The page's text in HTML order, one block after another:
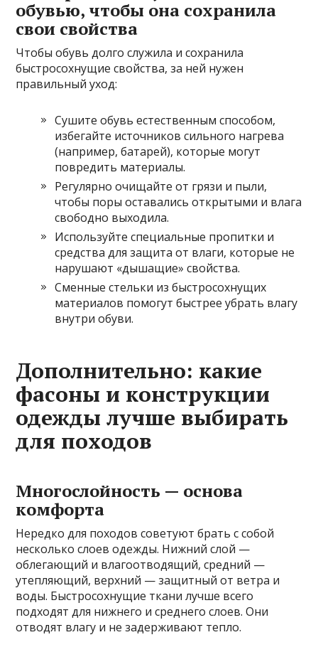
обувью, чтобы она сохранила
свои свойства
Чтобы обувь долго служила и сохранила
быстросохнущие свойства, за ней нужен
правильный уход:
Сушите обувь естественным способом,
избегайте источников сильного нагрева
(например, батарей), которые могут
повредить материалы.
Регулярно очищайте от грязи и пыли,
чтобы поры оставались открытыми и влага
свободно выходила.
Используйте специальные пропитки и
средства для защита от влаги, которые не
нарушают «дышащие» свойства.
Сменные стельки из быстросохнущих
материалов помогут быстрее убрать влагу
внутри обуви.
Дополнительно: какие
фасоны и конструкции
одежды лучше выбирать
для походов
Многослойность — основа
комфорта
Нередко для походов советуют брать с собой
несколько слоев одежды. Нижний слой —
облегающий и влагоотводящий, средний —
утепляющий, верхний — защитный от ветра и
воды. Быстросохнущие ткани лучше всего
подходят для нижнего и среднего слоев. Они
отводят влагу и не задерживают тепло.